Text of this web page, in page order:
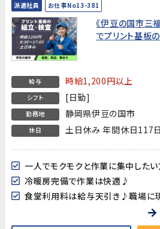
派遣社員 お仕事No13-381
《伊豆の国市三
でプリント基板
給与 時給1,200円以上
シフト [日勤]
勤務地 静岡県伊豆の国市
休日 土日休み 年間休日117
冷暖房完備で作業は快適♪